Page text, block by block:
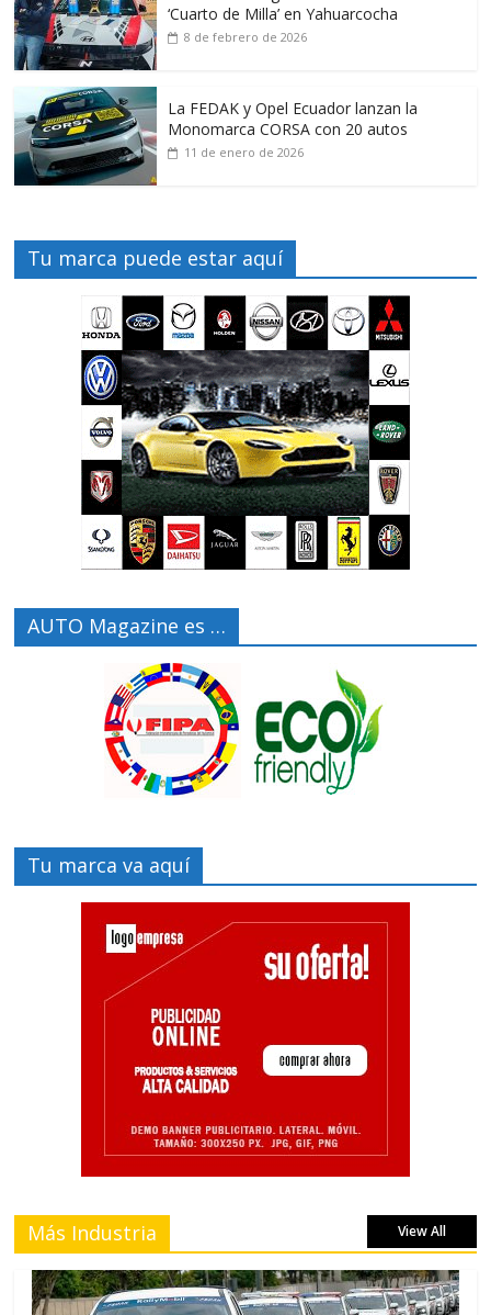
‘Cuarto de Milla’ en Yahuarcocha
8 de febrero de 2026
La FEDAK y Opel Ecuador lanzan la
Monomarca CORSA con 20 autos
11 de enero de 2026
Tu marca puede estar aquí
AUTO Magazine es …
Tu marca va aquí
Más Industria View All